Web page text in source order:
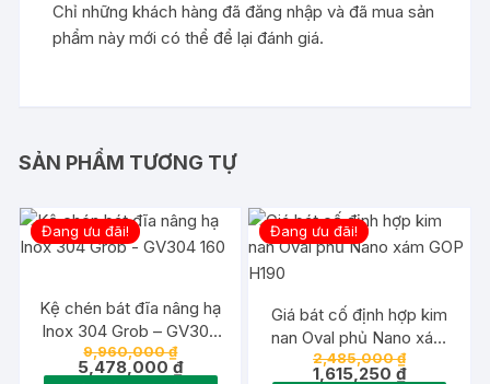
Chỉ những khách hàng đã đăng nhập và đã mua sản
phẩm này mới có thể để lại đánh giá.
SẢN PHẨM TƯƠNG TỰ
Đang ưu đãi!
Kệ chén bát đĩa nâng hạ
Inox 304 Grob – GV304
160
9,960,000₫Giá
gốc
5,478,000₫Giá
Đang ưu đãi!
Giá bát cố định hợp kim
nan Oval phủ Nano xám
GOP H190
2,485,000₫Giá
gốc
1,615,250₫Giá